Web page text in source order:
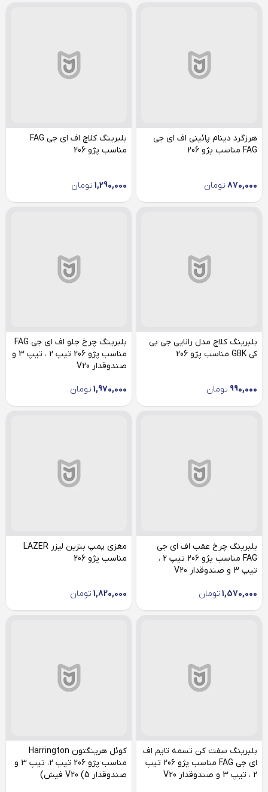
هرزگرد دینام پائینی اف ای جی
FAG مناسب پژو 206
870,000 تومان
بلبرینگ کلاچ اف ای جی FAG
مناسب پژو 206
1,290,000 تومان
بلبرینگ کلاچ مدل رانایی جی بی
کی GBK مناسب پژو 206
990,000 تومان
بلبرینگ چرخ جلو اف ای جی FAG
مناسب پژو 206 تیپ 2 ، تیپ 3 و
صندوقدار V20
1,970,000 تومان
بلبرینگ چرخ عقب اف ای جی
FAG مناسب پژو 206 تیپ 2 ،
تیپ 3 و صندوقدار V20
1,570,000 تومان
مغزی پمپ بنزین لیزر LAZER
مناسب پژو 206
1,820,000 تومان
بلبرینگ سفت کن تسمه تایم اف
ای جی FAG مناسب پژو 206 تیپ
2 ، تیپ 3 و صندوقدار V20
کوئل هرینگتون Harrington
مناسب پژو 206 تیپ 2، تیپ 3 و
صندوقدار V20 (5 فیش)